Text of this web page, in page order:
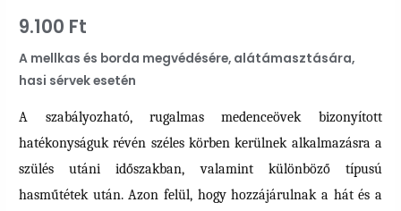
9.100 Ft
A mellkas és borda megvédésére, alátámasztására,
hasi sérvek esetén
A szabályozható, rugalmas medenceövek bizonyított
hatékonyságuk révén széles körben kerülnek alkalmazásra a
szülés utáni időszakban, valamint különböző típusú
hasműtétek után. Azon felül, hogy hozzájárulnak a hát és a